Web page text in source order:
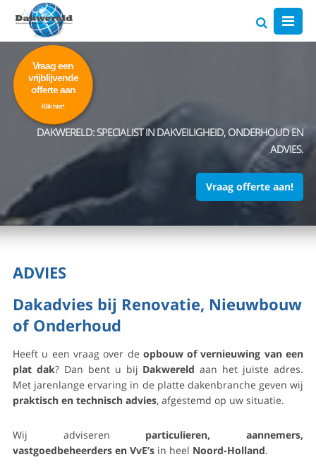
Vraag een
vrijblijvende
offerte aan
Klik hier!
DAKWERELD: SPECIALIST IN DAKVEILIGHEID, ONDERHOUD EN
ADVIES.
Vraag offerte aan!
ADVIES
Dakadvies bij Renovatie, Nieuwbouw
of Onderhoud
Heeft u een vraag over de opbouw of vernieuwing van een
plat dak? Dan bent u bij Dakwereld aan het juiste adres.
Met jarenlange ervaring in de platte dakenbranche geven wij
praktisch en technisch advies, afgestemd op uw situatie.
Wij adviseren particulieren, aannemers,
vastgoedbeheerders en VvE’sin heel Noord-Holland.